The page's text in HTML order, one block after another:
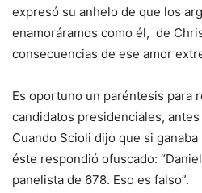
expresó su anhelo de que los
enamoráramos como él, de
consecuencias de ese amor
Es oportuno un paréntesis para
candidatos presidenciales,
Cuando Scioli dijo que si
éste respondió ofuscado:
panelista de 678. Eso es falso”.